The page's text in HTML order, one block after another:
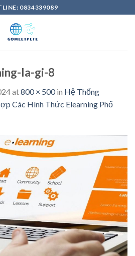
0834339089
la-gi-8
at800 × 500in Hệ Thống
Các Hình Thức Elearning Phổ